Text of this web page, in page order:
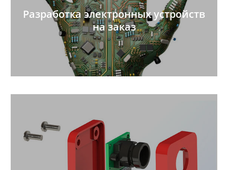
Разработка электронных устройств
на заказ